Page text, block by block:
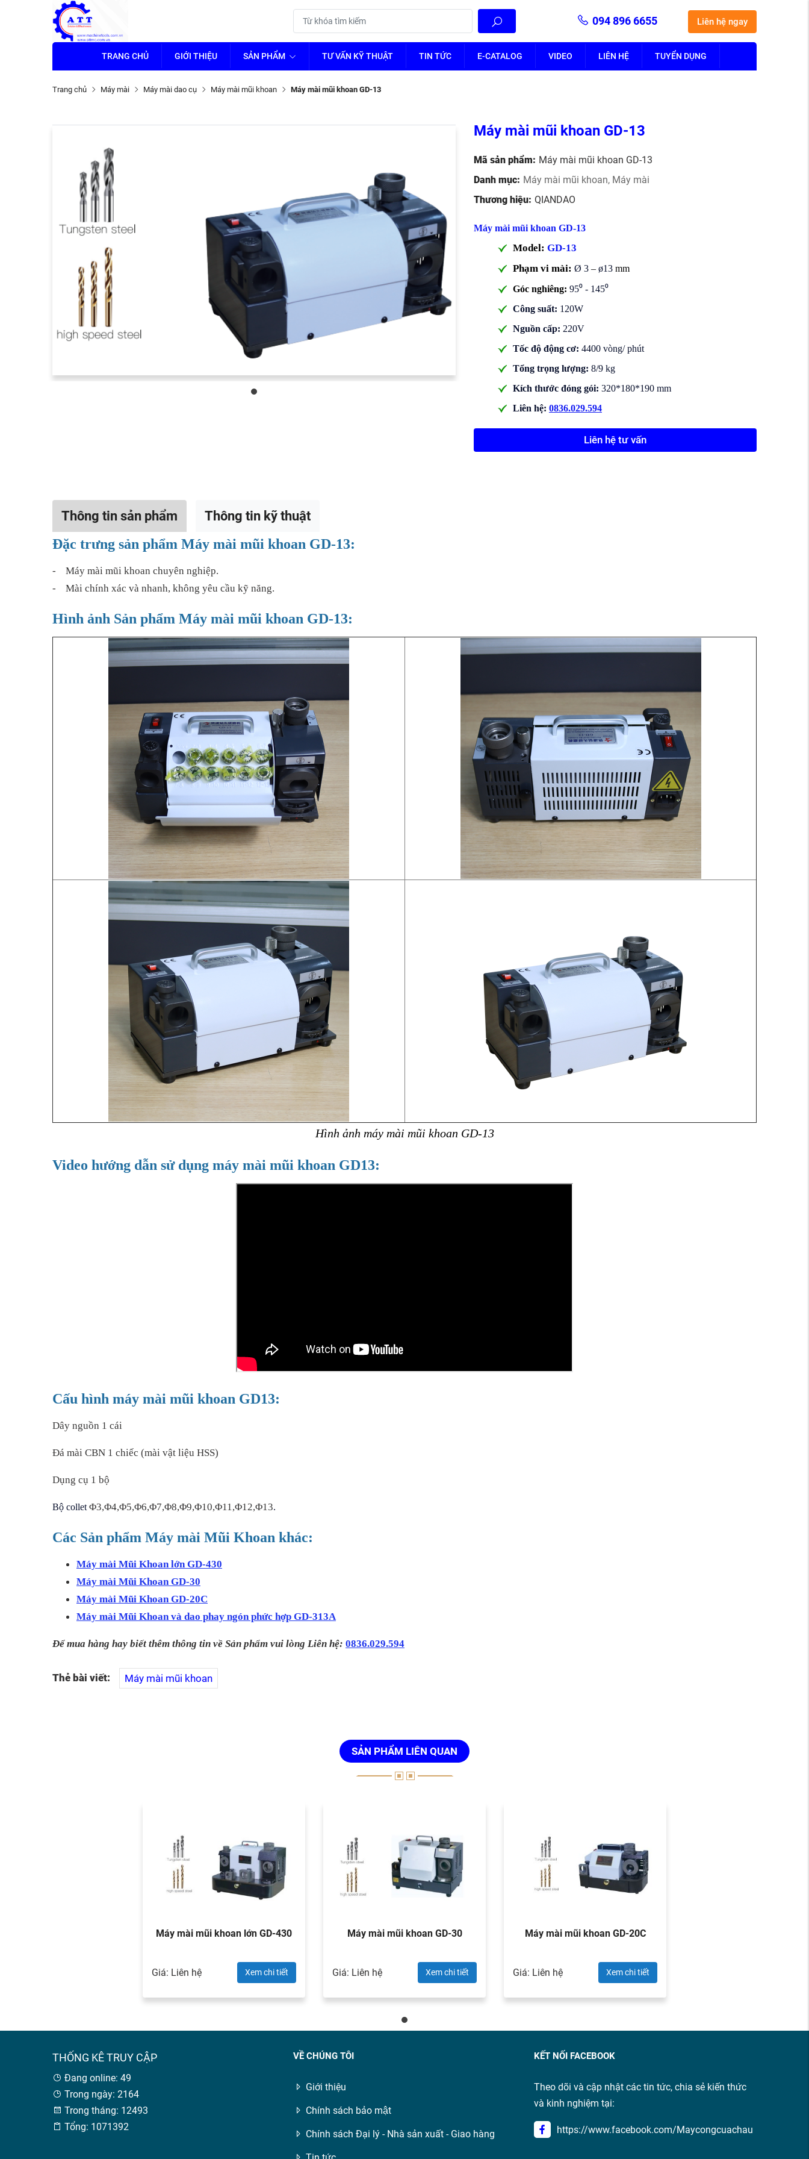
094 896 6655 Liên hệ ngay
TRANG CHỦ GIỚI THIỆU SẢN PHẨM TƯ VẤN KỸ THUẬT TIN TỨC E-CATALOG VIDEO LIÊN HỆ TUYỂN DỤNG
Trang chủ Máy mài Máy mài dao cụ Máy mài mũi khoan Máy mài mũi khoan GD-13
Máy mài mũi khoan GD-13
Mã sản phẩm: Máy mài mũi khoan GD-13
Danh mục: Máy mài mũi khoan, Máy mài
Thương hiệu: QIANDAO
Máy mài mũi khoan GD-13
Model: GD-13
Phạm vi mài: Ø 3 –ø13mm
Góc nghiêng: 95⁰ - 145⁰
Công suất: 120W
Nguồn cấp: 220V
Tốc độ động cơ: 4400 vòng/ phút
Tổng trọng lượng: 8/9 kg
Kích thước đóng gói: 320*180*190 mm
Liên hệ: 0836.029.594
Liên hệ tư vấn
Thông tin sản phẩm Thông tin kỹ thuật
Đặc trưng sản phẩm Máy mài mũi khoan GD-13:
- Máy mài mũi khoan chuyên nghiệp.
- Mài chính xác và nhanh, không yêu cầu kỹ năng.
Hình ảnh Sản phẩm Máy mài mũi khoan GD-13:
Hình ảnh máy mài mũi khoan GD-13
Video hướng dẫn sử dụng máy mài mũi khoan GD13:
Cấu hình máy mài mũi khoan GD13:
Dây nguồn 1 cái
Đá mài CBN 1 chiếc (mài vật liệu HSS)
Dụng cụ 1 bộ
Bộ collet Φ3,Φ4,Φ5,Φ6,Φ7,Φ8,Φ9,Φ10,Φ11,Φ12,Φ13.
Các Sản phẩm Máy mài Mũi Khoan khác:
Máy mài Mũi Khoan lớn GD-430
Máy mài Mũi Khoan GD-30
Máy mài Mũi Khoan GD-20C
Máy mài Mũi Khoan và dao phay ngón phức hợp GD-313A
Để mua hàng hay biết thêm thông tin về Sản phẩm vui lòng Liên hệ: 0836.029.594
Thẻ bài viết: Máy mài mũi khoan
SẢN PHẨM LIÊN QUAN
Máy mài mũi khoan lớn GD-430
Giá: Liên hệ Xem chi tiết
Máy mài mũi khoan GD-30
Giá: Liên hệ Xem chi tiết
Máy mài mũi khoan GD-20C
Giá: Liên hệ Xem chi tiết
THỐNG KÊ TRUY CẬP
Đang online: 49
Trong ngày: 2164
Trong tháng: 12493
Tổng: 1071392
VỀ CHÚNG TÔI
Giới thiệu
Chính sách bảo mật
Chính sách Đại lý - Nhà sản xuất - Giao hàng
KẾT NỐI FACEBOOK
Theo dõi và cập nhật các tin tức, chia sẻ kiến thức
và kinh nghiệm tại:
https://www.facebook.com/Maycongcuachau